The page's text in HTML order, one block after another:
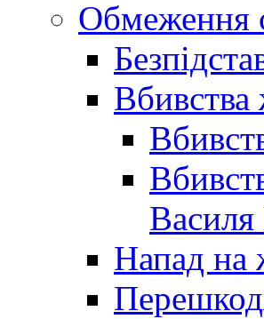
Обмеження
Вбивства
Василя
Напад на